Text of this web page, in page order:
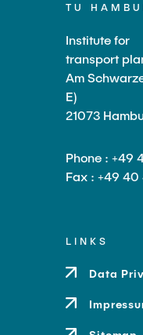
TU
Institute for
transport
Am
E)
21073
Phone : +49
Fax : +49 40
LINKS
Data